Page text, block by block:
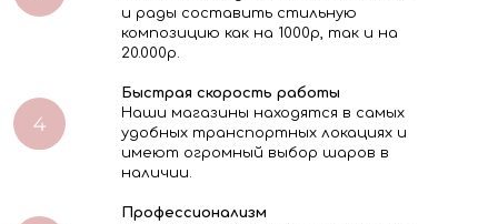
и рады составить стильную
композицию как на 1000р, так и на
20.000р.
Быстрая скорость работы
Наши магазины находятся в самых
удобных транспортных локациях и
имеют огромный выбор шаров в
наличии.
Профессионализм